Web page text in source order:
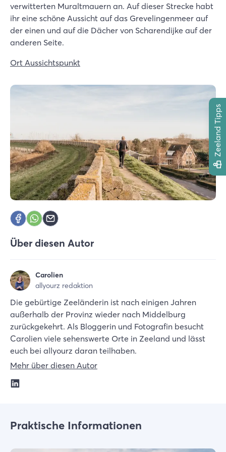
verwitterten Muraltmauern an. Auf dieser Strecke habt
ihr eine schöne Aussicht auf das Grevelingenmeer auf
der einen und auf die Dächer von Scharendijke auf der
anderen Seite.
Ort Aussichtspunkt
Über diesen Autor
Carolien
allyourz redaktion
Die gebürtige Zeeländerin ist nach einigen Jahren
außerhalb der Provinz wieder nach Middelburg
zurückgekehrt. Als Bloggerin und Fotografin besucht
Carolien viele sehenswerte Orte in Zeeland und lässt
euch bei allyourz daran teilhaben.
Mehr über diesen Autor
Praktische Informationen
Zeeland Tipps